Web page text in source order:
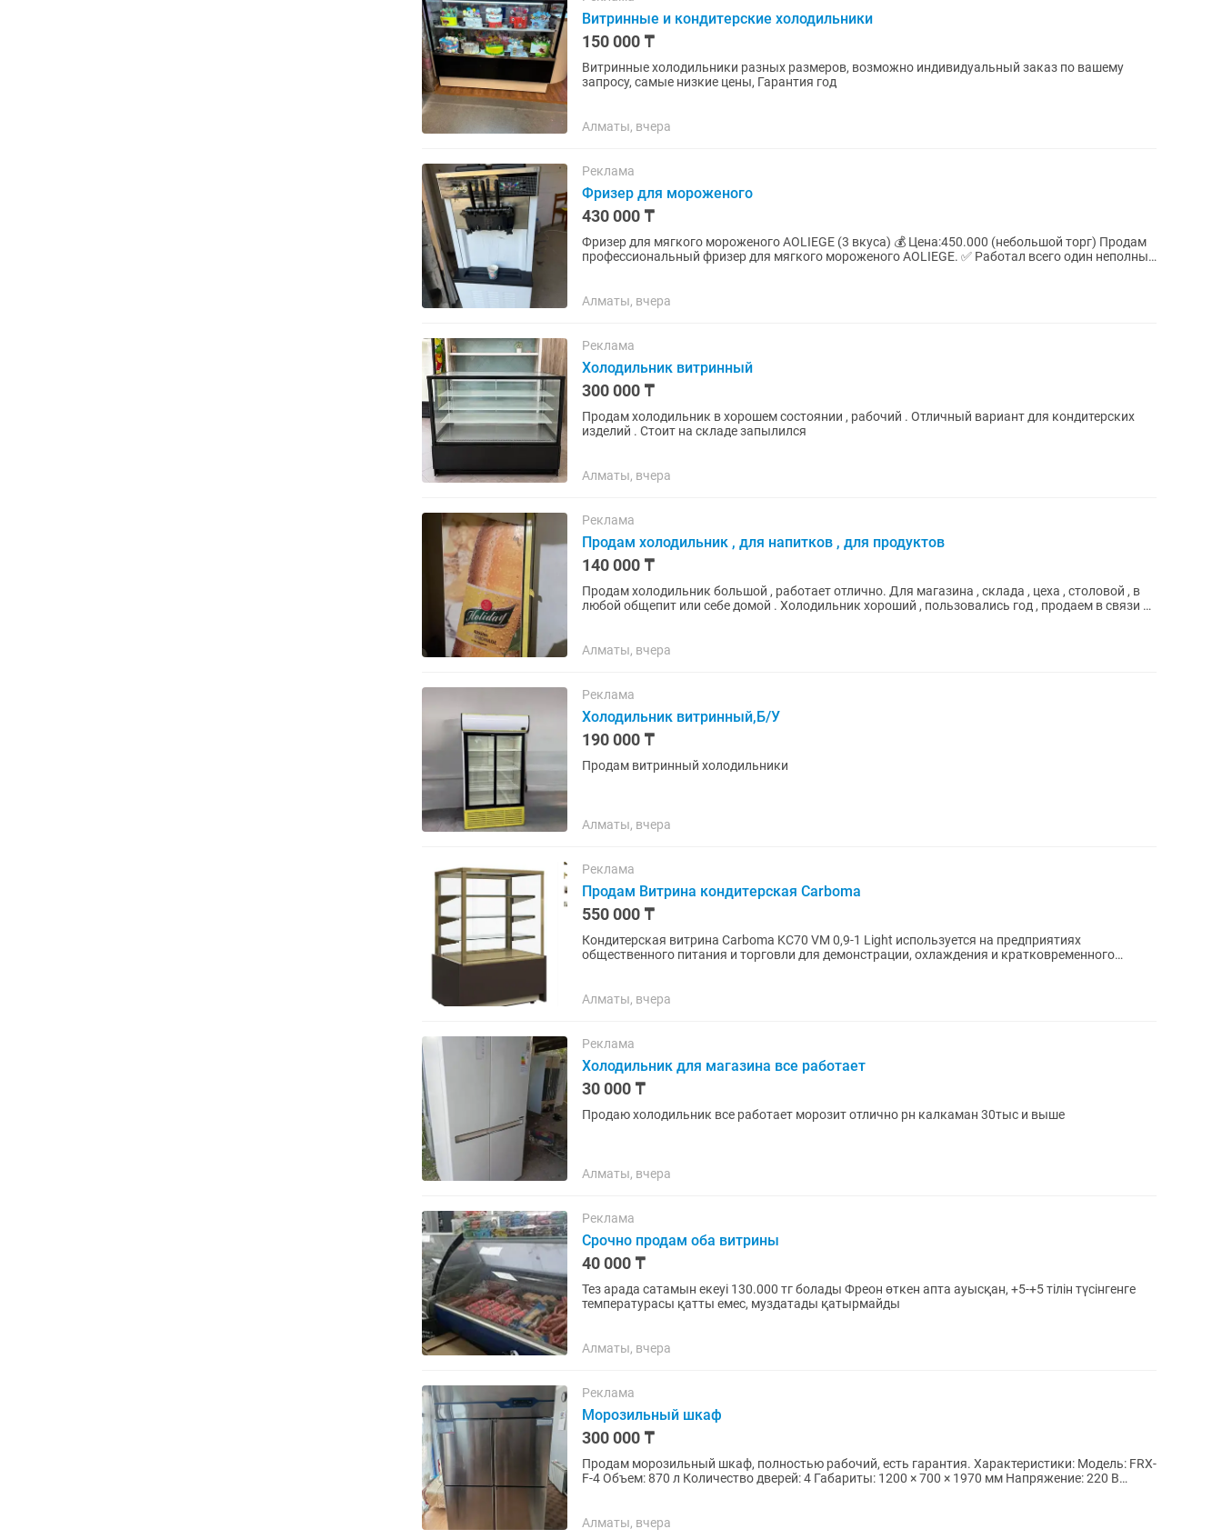
Витринные и кондитерские холодильники
150 000 ₸
Витринные холодильники разных размеров, возможно индивидуальный заказ по вашему
запросу, самые низкие цены, Гарантия год
Алматы, вчера
Реклама
Фризер для мороженого
430 000 ₸
Фризер для мягкого мороженого AOLIEGE (3 вкуса) 💰 Цена:450.000 (небольшой торг) Продам
профессиональный фризер для мягкого мороженого AOLIEGE. ✅ Работал всего один неполный
Алматы, вчера
Реклама
Холодильник витринный
300 000 ₸
Продам холодильник в хорошем состоянии , рабочий . Отличный вариант для кондитерских
изделий . Стоит на складе запылился
Алматы, вчера
Реклама
Продам холодильник , для напитков , для продуктов
140 000 ₸
Продам холодильник большой , работает отлично. Для магазина , склада , цеха , столовой , в
любой общепит или себе домой . Холодильник хороший , пользовались год , продаем в связи с
Алматы, вчера
Реклама
Холодильник витринный,Б/У
190 000 ₸
Продам витринный холодильники
Алматы, вчера
Реклама
Продам Витрина кондитерская Carboma
550 000 ₸
Кондитерская витрина Carboma KC70 VM 0,9-1 Light используется на предприятиях
общественного питания и торговли для демонстрации, охлаждения и кратковременного
Алматы, вчера
Реклама
Холодильник для магазина все работает
30 000 ₸
Продаю холодильник все работает морозит отлично рн калкаман 30тыс и выше
Алматы, вчера
Реклама
Срочно продам оба витрины
40 000 ₸
Тез арада сатамын екеуі 130.000 тг болады Фреон өткен апта ауысқан, +5-+5 тілін түсінгенге
температурасы қатты емес, муздатады қатырмайды
Алматы, вчера
Реклама
Морозильный шкаф
300 000 ₸
Продам морозильный шкаф, полностью рабочий, есть гарантия. Характеристики: Модель: FRX-
F-4 Объем: 870 л Количество дверей: 4 Габариты: 1200 × 700 × 1970 мм Напряжение: 220 В
Алматы, вчера